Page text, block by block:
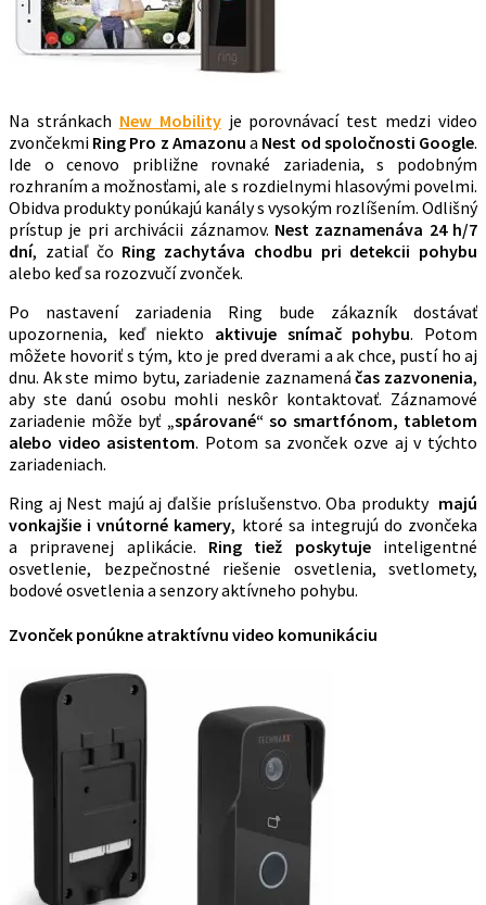
Na stránkach New Mobilityje porovnávací test medzi video
zvončekmi Ring Pro z Amazonu a Nest od spoločnosti Google.
Ide o cenovo približne rovnaké zariadenia, s podobným
rozhraním a možnosťami, ale s rozdielnymi hlasovými povelmi.
Obidva produkty ponúkajú kanály s vysokým rozlíšením. Odlišný
prístup je pri archivácii záznamov. Nest zaznamenáva 24 h/7
dní, zatiaľ čo Ring zachytáva chodbu pri detekcii pohybu
alebo keď sa rozozvučí zvonček.
Po nastavení zariadenia Ring bude zákazník dostávať
upozornenia, keď niekto aktivuje snímač pohybu. Potom
môžete hovoriť s tým, kto je pred dverami a ak chce, pustí ho aj
dnu. Ak ste mimo bytu, zariadenie zaznamenáčas zazvonenia,
aby ste danú osobu mohli neskôr kontaktovať. Záznamové
zariadenie môže byť „spárované“ so smartfónom, tabletom
alebo video asistentom. Potom sa zvonček ozve aj v týchto
zariadeniach.
Ring aj Nest majú aj ďalšie príslušenstvo. Oba produkty majú
vonkajšie i vnútorné kamery, ktoré sa integrujú do zvončeka
a pripravenej aplikácie. Ring tiež poskytuje inteligentné
osvetlenie, bezpečnostné riešenie osvetlenia, svetlomety,
bodové osvetlenia a senzory aktívneho pohybu.
Zvonček ponúkne atraktívnu video komunikáciu